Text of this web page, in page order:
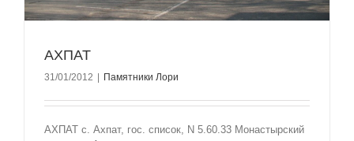
АХПАТ
31/01/2012 Памятники Лори
АХПАТ с. Ахпат, гос. список, N 5.60.33 Монастырский